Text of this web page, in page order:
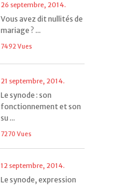
26 septembre, 2014.
Vous avez dit nullités de
mariage ? ...
7492 Vues
21 septembre, 2014.
Le synode : son
fonctionnement et son
su ...
7270 Vues
12 septembre, 2014.
Le synode, expression